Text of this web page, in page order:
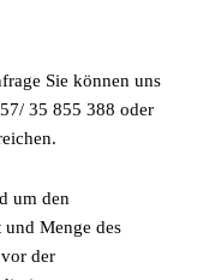
Sie können uns
35 855 388 oder
um den
Menge des
der